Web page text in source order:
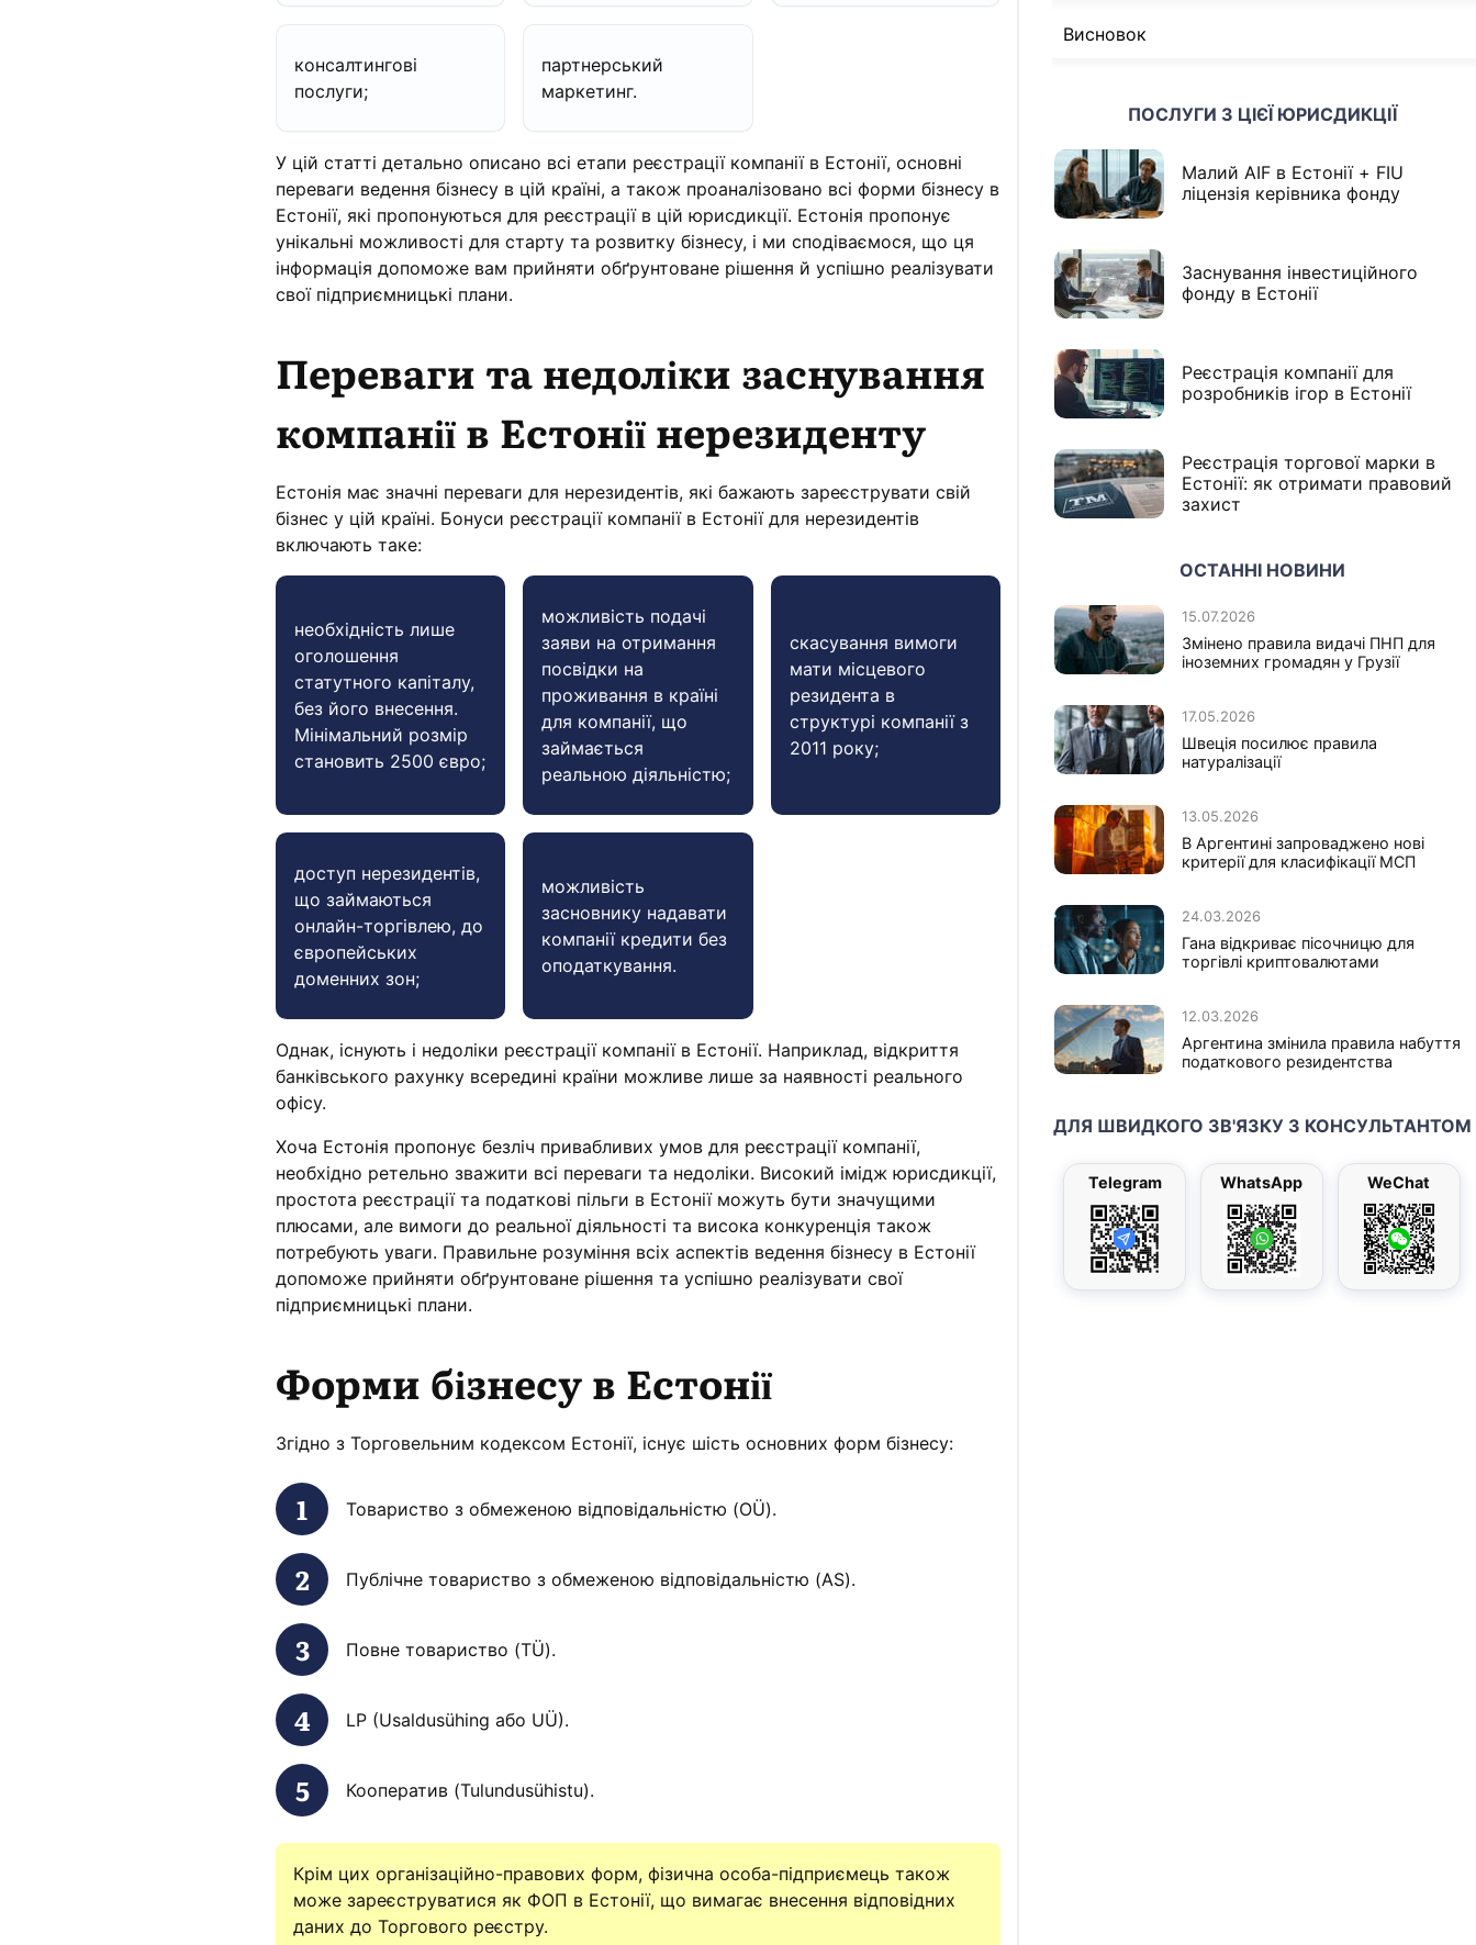
консалтингові
послуги;
партнерський
маркетинг.
У цій статті детально описано всі етапи реєстрації компанії в Естонії, основні
переваги ведення бізнесу в цій країні, а також проаналізовано всі форми бізнесу в
Естонії, які пропонуються для реєстрації в цій юрисдикції. Естонія пропонує
унікальні можливості для старту та розвитку бізнесу, і ми сподіваємося, що ця
інформація допоможе вам прийняти обґрунтоване рішення й успішно реалізувати
свої підприємницькі плани.
Переваги та недоліки заснування
компанії в Естонії нерезиденту
Естонія має значні переваги для нерезидентів, які бажають зареєструвати свій
бізнес у цій країні. Бонуси реєстрації компанії в Естонії для нерезидентів
включають таке:
необхідність лише
оголошення
статутного капіталу,
без його внесення.
Мінімальний розмір
становить 2500 євро;
можливість подачі
заяви на отримання
посвідки на
проживання в країні
для компанії, що
займається
реальною діяльністю;
скасування вимоги
мати місцевого
резидента в
структурі компанії з
2011 року;
доступ нерезидентів,
що займаються
онлайн-торгівлею, до
європейських
доменних зон;
можливість
засновнику надавати
компанії кредити без
оподаткування.
Однак, існують і недоліки реєстрації компанії в Естонії. Наприклад, відкриття
банківського рахунку всередині країни можливе лише за наявності реального
офісу.
Хоча Естонія пропонує безліч привабливих умов для реєстрації компанії,
необхідно ретельно зважити всі переваги та недоліки. Високий імідж юрисдикції,
простота реєстрації та податкові пільги в Естонії можуть бути значущими
плюсами, але вимоги до реальної діяльності та висока конкуренція також
потребують уваги. Правильне розуміння всіх аспектів ведення бізнесу в Естонії
допоможе прийняти обґрунтоване рішення та успішно реалізувати свої
підприємницькі плани.
Форми бізнесу в Естонії
Згідно з Торговельним кодексом Естонії, існує шість основних форм бізнесу:
Товариство з обмеженою відповідальністю (OÜ).
Публічне товариство з обмеженою відповідальністю (AS).
Повне товариство (TÜ).
LP (Usaldusühing або UÜ).
Кооператив (Tulundusühistu).
Крім цих організаційно-правових форм, фізична особа-підприємець також
може зареєструватися як ФОП в Естонії, що вимагає внесення відповідних
даних до Торгового реєстру.
Висновок
ПОСЛУГИ З ЦІЄЇ ЮРИСДИКЦІЇ
Малий AIF в Естонії + FIU
ліцензія керівника фонду
Заснування інвестиційного
фонду в Естонії
Реєстрація компанії для
розробників ігор в Естонії
Реєстрація торгової марки в
Естонії: як отримати правовий
захист
ОСТАННІ НОВИНИ
15.07.2026
Змінено правила видачі ПНП для
іноземних громадян у Грузії
17.05.2026
Швеція посилює правила
натуралізації
13.05.2026
В Аргентині запроваджено нові
критерії для класифікації МСП
24.03.2026
Гана відкриває пісочницю для
торгівлі криптовалютами
12.03.2026
Аргентина змінила правила набуття
податкового резидентства
ДЛЯ ШВИДКОГО ЗВ'ЯЗКУ З КОНСУЛЬТАНТОМ
Telegram WhatsApp WeChat